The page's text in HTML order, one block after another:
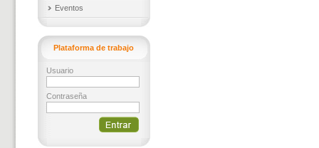
Eventos
Plataforma de trabajo
Usuario
Contraseña